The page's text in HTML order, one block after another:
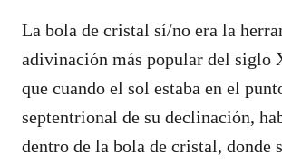
La bola de cristal sí/no era la
adivinación más popular del siglo
que cuando el sol estaba en el
septentrional de su declinación,
dentro de la bola de cristal, donde